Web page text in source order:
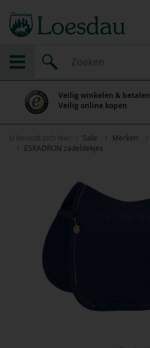
Veilig winkelen & betalen
Veilig online kopen
U bevindt zich hier: Sale Merken
ESKADRON zadeldekjes